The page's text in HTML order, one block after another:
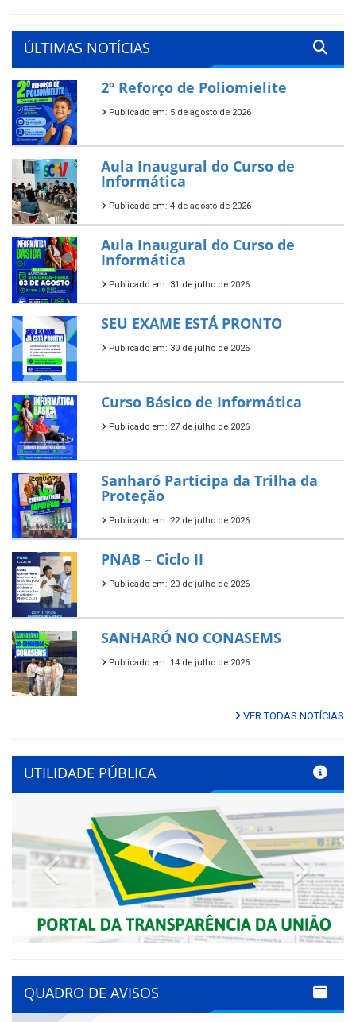
ÚLTIMAS NOTÍCIAS
2º Reforço de Poliomielite
Publicado em: 5 de agosto de 2026
Aula Inaugural do Curso de
Informática
Publicado em: 4 de agosto de 2026
Aula Inaugural do Curso de
Informática
Publicado em: 31 de julho de 2026
SEU EXAME ESTÁ PRONTO
Publicado em: 30 de julho de 2026
Curso Básico de Informática
Publicado em: 27 de julho de 2026
Sanharó Participa da Trilha da
Proteção
Publicado em: 22 de julho de 2026
PNAB – Ciclo II
Publicado em: 20 de julho de 2026
SANHARÓ NO CONASEMS
Publicado em: 14 de julho de 2026
VER TODAS NOTÍCIAS
UTILIDADE PÚBLICA
Previous Next
QUADRO DE AVISOS